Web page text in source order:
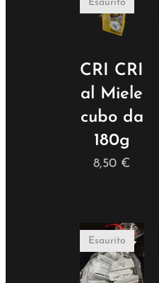
CRI CRI
al Miele
cubo da
180g
Esaurito
8,50 €
Esaurito